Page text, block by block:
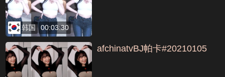
韩国 00:03:30
afchinatvBJ帕卡#20210105